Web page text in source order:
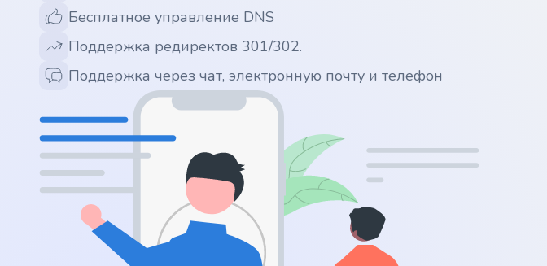
.vc
.gr
.network
Бесплатное управление DNS
Поддержка редиректов 301/302.
Поддержка через чат, электронную почту и телефон